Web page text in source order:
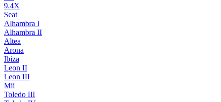
9.4X
Seat
Alhambra I
Alhambra II
Altea
Arona
Ibiza
Leon II
Leon III
Mii
Toledo III